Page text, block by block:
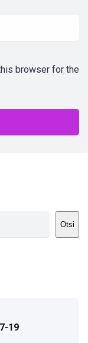
browser for the
Otsi
19